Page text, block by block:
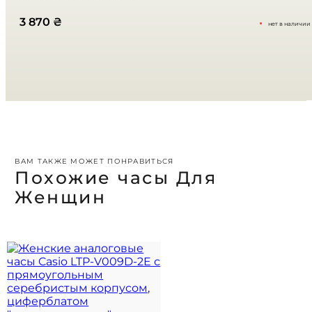
Ваш отзыв
3 870 ₴ нет в наличии
ВАМ ТАКЖЕ МОЖЕТ ПОНРАВИТЬСЯ
Похожие часы Для
Женщин